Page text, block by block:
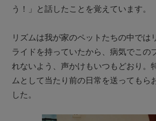
う！」と話したことを覚えています。
リズムは我が家のペットたちの中では
ライドを持っていたから、病気でこの
れないよう、声かけもいつもどおり。
ムとして当たり前の日常を送ってもら
した。